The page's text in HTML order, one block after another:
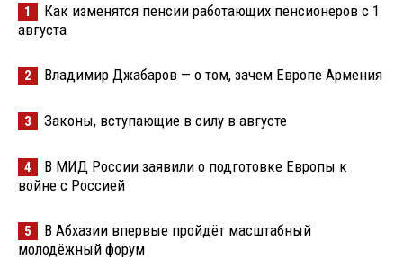
1
Как изменятся пенсии работающих пенсионеров с 1
августа
2 Владимир Джабаров — о том, зачем Европе Армения
3 Законы, вступающие в силу в августе
4
В МИД России заявили о подготовке Европы к
войне с Россией
5
В Абхазии впервые пройдёт масштабный
молодёжный форум